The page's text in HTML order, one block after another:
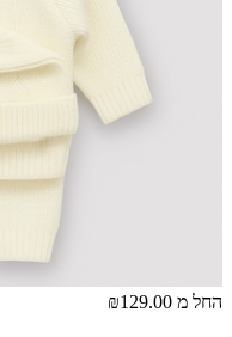
החל מ ₪129.00